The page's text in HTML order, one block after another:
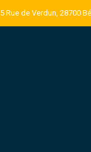
5 Rue de Verdun, 28700